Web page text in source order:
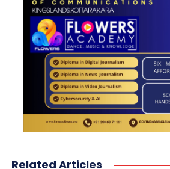
Related Articles